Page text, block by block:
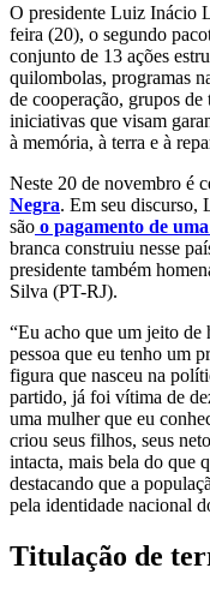
O presidente Luiz Inácio
feira (20), o segundo
conjunto de 13 ações
quilombolas, programas
de cooperação, grupos
iniciativas que visam
à memória, à terra e à
Neste 20 de novembro é
Negra. Em seu discurso,
são o pagamento de
branca construiu nesse
presidente também
Silva (PT-RJ).
“Eu acho que um jeito de
pessoa que eu tenho um
figura que nasceu na
partido, já foi vítima de
uma mulher que eu
criou seus filhos, seus
intacta, mais bela do que
destacando que a
pela identidade nacional
Titulação de